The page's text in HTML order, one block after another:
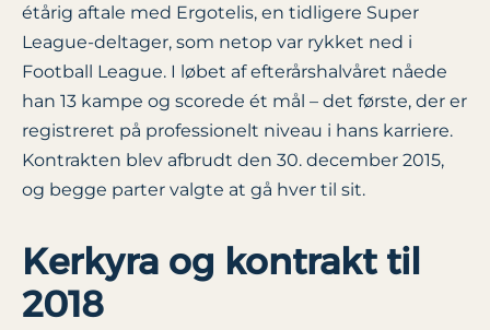
étårig aftale med Ergotelis, en tidligere Super
League-deltager, som netop var rykket ned i
Football League. I løbet af efterårshalvåret nåede
han 13 kampe og scorede ét mål – det første, der er
registreret på professionelt niveau i hans karriere.
Kontrakten blev afbrudt den 30. december 2015,
og begge parter valgte at gå hver til sit.
Kerkyra og kontrakt til
2018